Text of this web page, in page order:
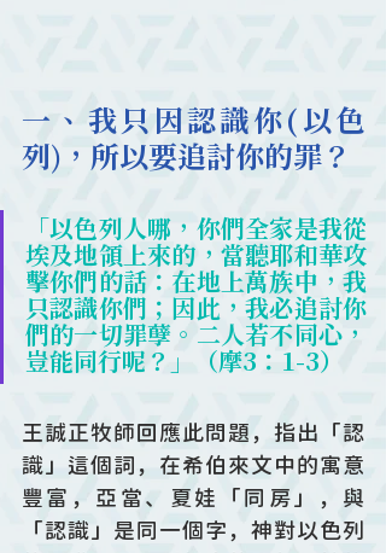
一、我只因認識你(以色
列)，所以要追討你的罪？
「以色列人哪，你們全家是我從
埃及地領上來的，當聽耶和華攻
擊你們的話：在地上萬族中，我
只認識你們；因此，我必追討你
們的一切罪孽。二人若不同心，
豈能同行呢？」（摩3：1-3）
王誠正牧師回應此問題，指出「認
識」這個詞，在希伯來文中的寓意
豐富，亞當、夏娃「同房」，與
「認識」是同一個字，神對以色列